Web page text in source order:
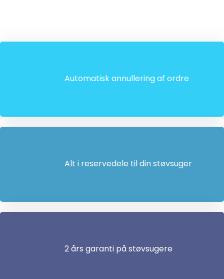
Automatisk annullering af ordre
Alt i reservedele til din støvsuger
2 års garanti på støvsugere